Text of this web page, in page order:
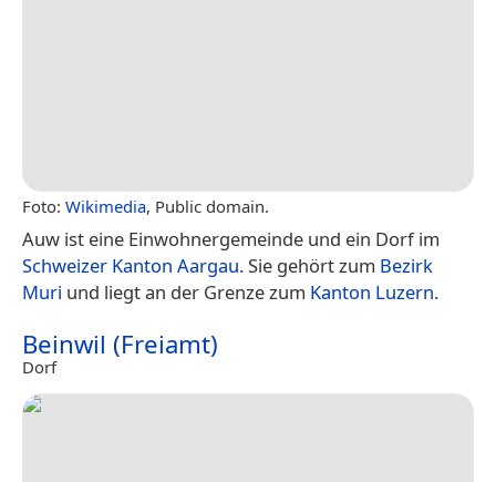
Foto: Wikimedia, Public domain.
Auw ist eine Einwohnergemeinde und ein Dorf im
Schweizer Kanton Aargau. Sie gehört zum Bezirk
Muri und liegt an der Grenze zum Kanton Luzern.
Beinwil (Freiamt)
Dorf